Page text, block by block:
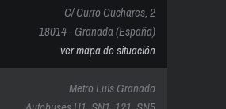
C/ Curro Cuchares, 2
18014 - Granada (España)
ver mapa de situación
Metro Luis Granado